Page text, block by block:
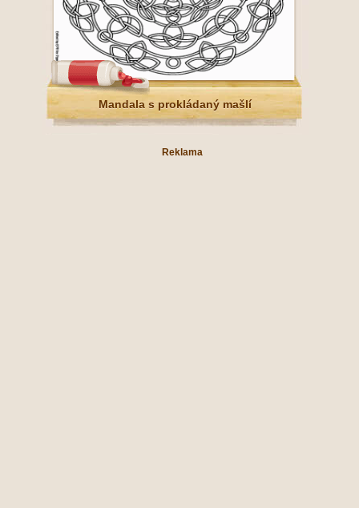
Mandala s prokládaný mašlí
Reklama